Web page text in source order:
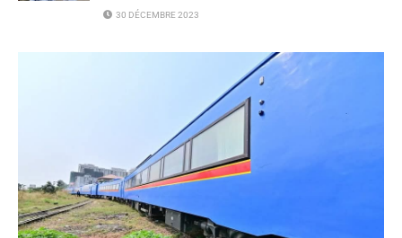
30 DÉCEMBRE 2023